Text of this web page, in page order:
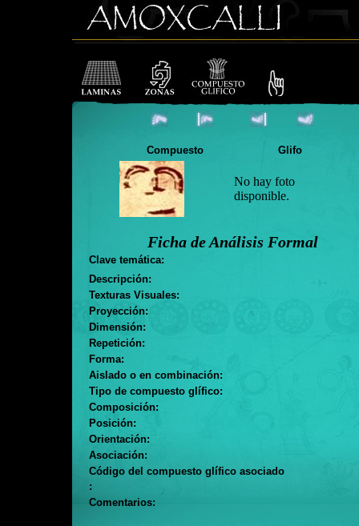
Compuesto Glifo
No hay foto
disponible.
Ficha de Análisis Formal
Clave temática:
Descripción:
Texturas Visuales:
Proyección:
Dimensión:
Repetición:
Forma:
Aislado o en combinación:
Tipo de compuesto glífico:
Composición:
Posición:
Orientación:
Asociación:
Código del compuesto glífico asociado
:
Comentarios: